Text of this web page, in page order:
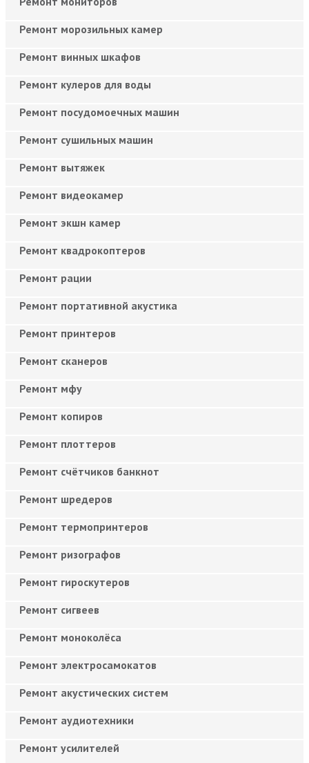
Ремонт морозильных камер
Ремонт винных шкафов
Ремонт кулеров для воды
Ремонт посудомоечных машин
Ремонт сушильных машин
Ремонт вытяжек
Ремонт видеокамер
Ремонт экшн камер
Ремонт квадрокоптеров
Ремонт рации
Ремонт портативной акустика
Ремонт принтеров
Ремонт сканеров
Ремонт мфу
Ремонт копиров
Ремонт плоттеров
Ремонт счётчиков банкнот
Ремонт шредеров
Ремонт термопринтеров
Ремонт ризографов
Ремонт гироскутеров
Ремонт сигвеев
Ремонт моноколёса
Ремонт электросамокатов
Ремонт акустических систем
Ремонт аудиотехники
Ремонт усилителей